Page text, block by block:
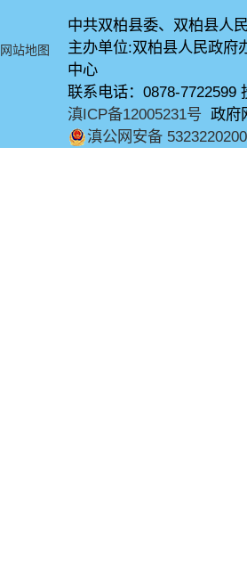
网站地图
中共双柏县委、双柏县人
主办单位:双柏县人民政
中心
联系电话：0878-7722599
滇ICP备12005231号 政府
滇公网安备